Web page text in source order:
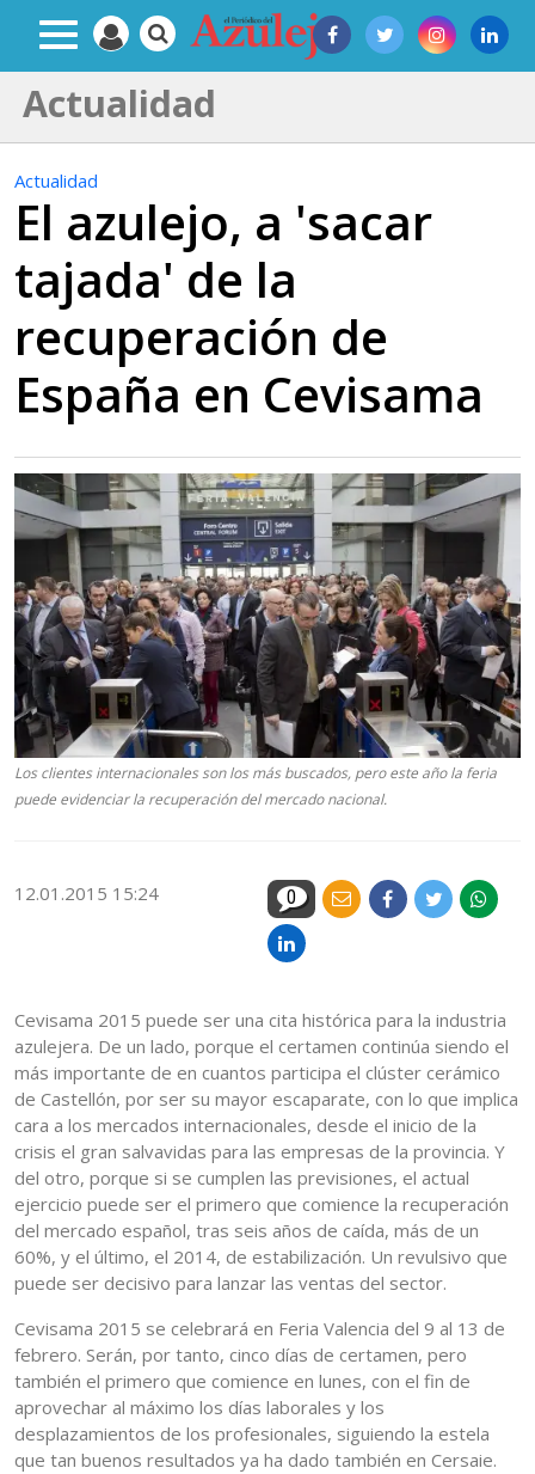
Actualidad
Actualidad
El azulejo, a 'sacar
tajada' de la
recuperación de
España en Cevisama
Los clientes internacionales son los más buscados, pero este año la feria
puede evidenciar la recuperación del mercado nacional.
12.01.2015 15:24 0
Cevisama 2015 puede ser una cita histórica para la industria
azulejera. De un lado, porque el certamen continúa siendo el
más importante de en cuantos participa el clúster cerámico
de Castellón, por ser su mayor escaparate, con lo que implica
cara a los mercados internacionales, desde el inicio de la
crisis el gran salvavidas para las empresas de la provincia. Y
del otro, porque si se cumplen las previsiones, el actual
ejercicio puede ser el primero que comience la recuperación
del mercado español, tras seis años de caída, más de un
60%, y el último, el 2014, de estabilización. Un revulsivo que
puede ser decisivo para lanzar las ventas del sector.
Cevisama 2015 se celebrará en Feria Valencia del 9 al 13 de
febrero. Serán, por tanto, cinco días de certamen, pero
también el primero que comience en lunes, con el fin de
aprovechar al máximo los días laborales y los
desplazamientos de los profesionales, siguiendo la estela
que tan buenos resultados ya ha dado también en Cersaie.